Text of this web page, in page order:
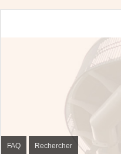
FAQ Rechercher